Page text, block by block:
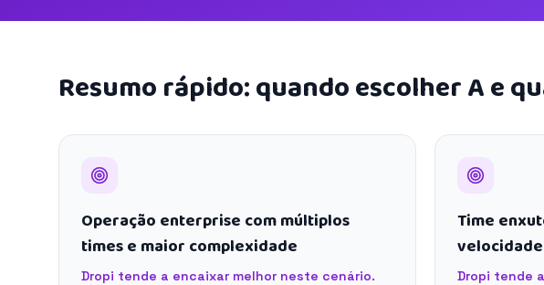
Resumo rápido: quando escolher A e
Operação enterprise com múltiplos
times e maior complexidade
Dropi tende a encaixar melhor neste cenário.
Time
Dropi tende